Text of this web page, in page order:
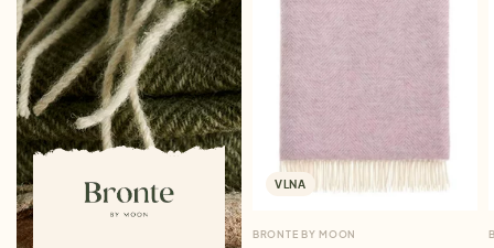
VLNA
BRONTE BY MOON